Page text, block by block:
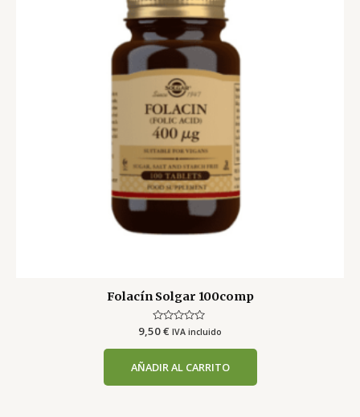
Folacín Solgar 100comp
Valorado
0
5
9,50€ IVA incluido
AÑADIR AL CARRITO